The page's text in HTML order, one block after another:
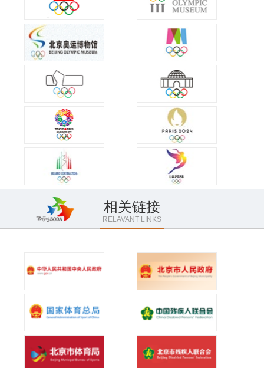
相关链接
RELAVANT LINKS